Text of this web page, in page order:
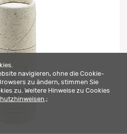
navigieren, ohne die Cookie-
zu ändern, stimmen Sie
zu. Weitere Hinweise zu Cookies
.;